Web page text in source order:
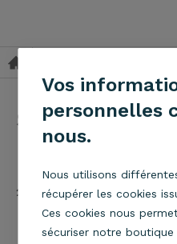
SUSPENSION
ET PVC
2 Article(s)
NOUVEAU
Vos
personnelles
nous.
Nous utilisons
récupérer les cookies
Ces cookies nous
sécuriser notre